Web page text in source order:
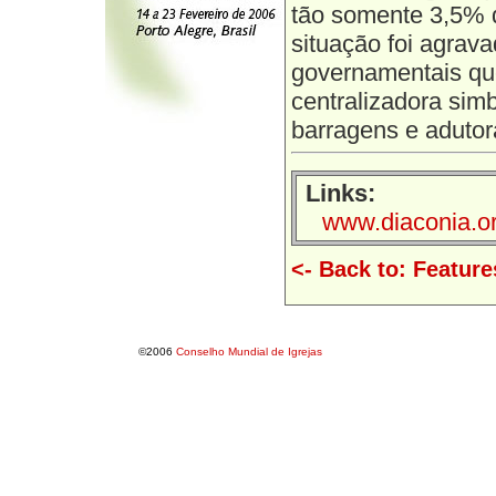
tão somente 3,5%
situação foi
governamentais
centralizadora
barragens e
Links:
<- Back to:
©2006 Conselho Mundial de Igrejas